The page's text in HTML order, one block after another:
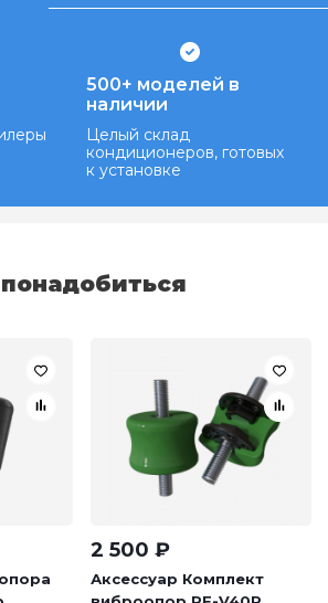
500+ моделей в
наличии
Целый склад
кондиционеров, готовых
к установке
2 500 ₽
Аксессуар Комплект